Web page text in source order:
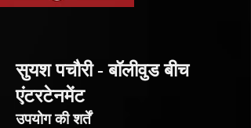
सुयश पचौरी - बॉलीवुड बीच
एंटरटेनमेंट
उपयोग की शर्तें